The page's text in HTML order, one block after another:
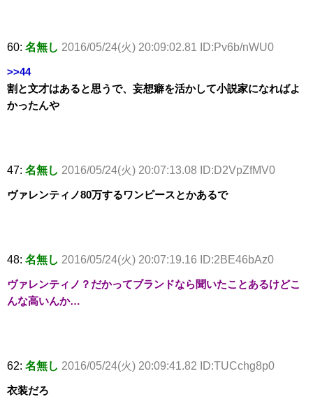
60: 名無し 2016/05/24(火) 20:09:02.81 ID:Pv6b/nWU0
>>44
割と文才はあると思うで、妄想癖を活かして小説家になればよ
かったんや
47: 名無し 2016/05/24(火) 20:07:13.08 ID:D2VpZfMV0
ヴァレンティノ80万するワンピースとかあるで
48: 名無し 2016/05/24(火) 20:07:19.16 ID:2BE46bAz0
ヴァレンティノ？だかってブランドなら聞いたことあるけどこ
んな高いんか…
62: 名無し 2016/05/24(火) 20:09:41.82 ID:TUCchg8p0
衣装だろ